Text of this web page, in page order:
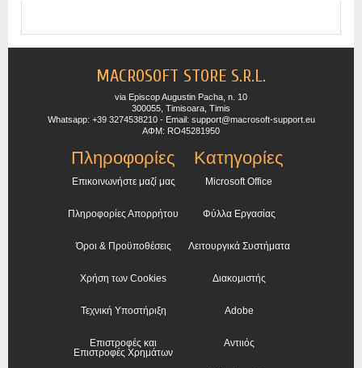
MACROSOFT STORE S.R.L.
via Episcop Augustin Pacha, n. 10
300055, Timisoara, Timis
Whatsapp: +39 3274538210 - Email: support@macrosoft-support.eu
ΑΦΜ: RO45281950
Πληροφορίες
Επικοινωνήστε μαζί μας
Πληροφορίες Απορρήτου
Όροι & Προϋποθέσεις
Χρήση των Cookies
Τεχνική Υποστήριξη
Επιστροφές και
Επιστροφές Χρημάτων
Κατηγορίες
Microsoft Office
Φύλλα Εργασίας
Λειτουργικά Συστήματα
Διακομιστής
Adobe
Αντιιός